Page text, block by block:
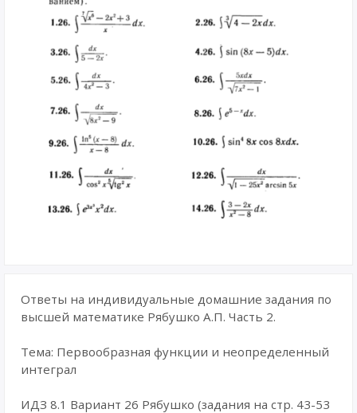
Ответы на индивидуальные домашние задания по
высшей математике Рябушко А.П. Часть 2.
Тема: Первообразная функции и неопределенный
интеграл
ИДЗ 8.1 Вариант 26 Рябушко (задания на стр. 43-53